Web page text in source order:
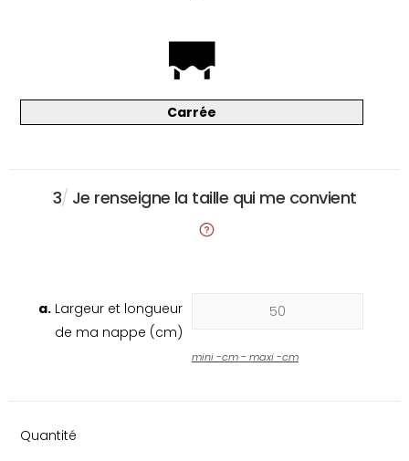
Carrée
3/ Je renseigne la taille qui me convient
a. Largeur et longueur
de ma nappe (cm)
mini-cm - maxi-cm
Quantité